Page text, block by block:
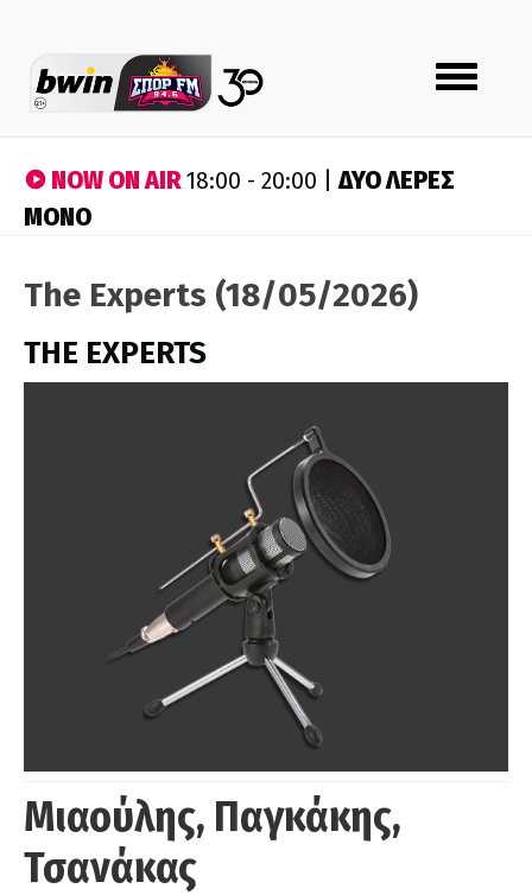
Toggle
navigation
NOW ON AIR18:00 - 20:00 |ΔΥΟ ΛΕΡΕΣ
ΜΟΝΟ
The Experts (18/05/2026)
THE EXPERTS
Μιαούλης, Παγκάκης,
Τσανάκας